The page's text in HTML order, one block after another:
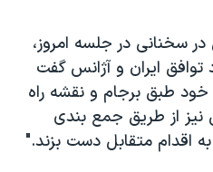
در سخنانی در جلسه امروز،
ایران و آژانس گفت
طبق برجام و نقشه راه
نیز از طریق جمع بندی
اقدام متقابل دست بزند."